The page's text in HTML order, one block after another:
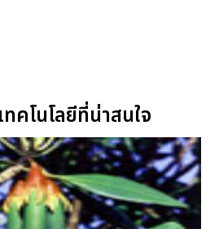
คโนโลยีที่น่าสนใจ